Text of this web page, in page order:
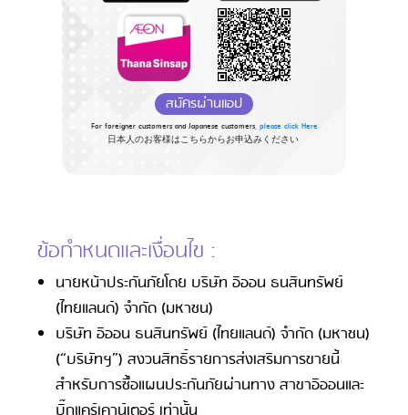
สมัครผ่านแอป
For foreigner customers and Japanese customers, please click Here
日本人のお客様はこちらからお申込みください
ข้อกำหนดและเงื่อนไข :
นายหน้าประกันภัยโดย บริษัท อิออน ธนสินทรัพย์
(ไทยแลนด์) จำกัด (มหาชน)
บริษัท อิออน ธนสินทรัพย์ (ไทยแลนด์) จำกัด (มหาชน)
(“บริษัทฯ”) สงวนสิทธิ์รายการส่งเสริมการขายนี้
สำหรับการซื้อแผนประกันภัยผ่านทาง สาขาอิออนและ